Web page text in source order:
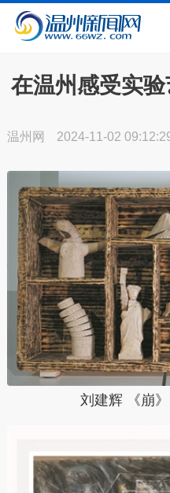
在温州感受实验
温州网 2024-11-02
刘建辉 《崩